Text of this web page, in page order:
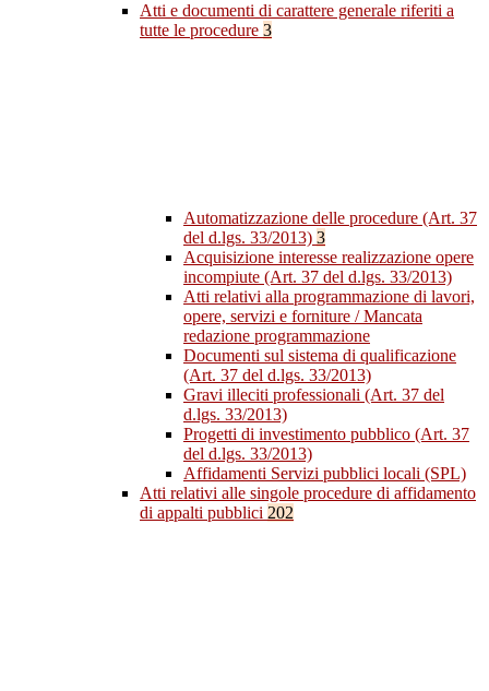
Atti e documenti di carattere generale riferiti a
tutte le procedure 3
Automatizzazione delle procedure (Art. 37
del d.lgs. 33/2013) 3
Acquisizione interesse realizzazione opere
incompiute (Art. 37 del d.lgs. 33/2013)
Atti relativi alla programmazione di lavori,
opere, servizi e forniture / Mancata
redazione programmazione
Documenti sul sistema di qualificazione
(Art. 37 del d.lgs. 33/2013)
Gravi illeciti professionali (Art. 37 del
d.lgs. 33/2013)
Progetti di investimento pubblico (Art. 37
del d.lgs. 33/2013)
Affidamenti Servizi pubblici locali (SPL)
Atti relativi alle singole procedure di affidamento
di appalti pubblici 202